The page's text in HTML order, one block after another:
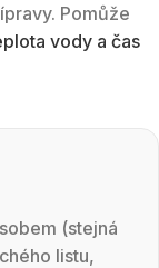
Pomůže
vody a čas
(stejná
listu,